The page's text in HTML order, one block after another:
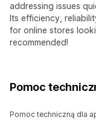
addressing issues
Its efficiency,
for online stores
recommended!
Pomoc
Pomoc techniczną dla